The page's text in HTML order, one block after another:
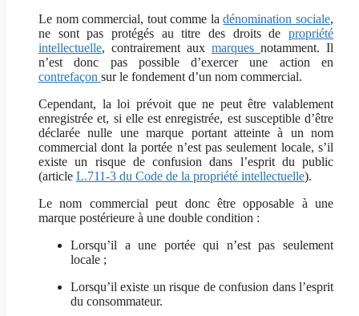
Le nom commercial, tout comme ladénomination sociale,
ne sont pas protégés au titre des droits de propriété
intellectuelle, contrairement aux marques notamment. Il
n’est donc pas possible d’exercer une action en
contrefaçon sur le fondement d’un nom commercial.
Cependant, la loi prévoit que ne peut être valablement
enregistrée et, si elle est enregistrée, est susceptible d’être
déclarée nulle une marque portant atteinte à un nom
commercial dont la portée n’est pas seulement locale, s’il
existe un risque de confusion dans l’esprit du public
(article L.711-3 du Code de la propriété intellectuelle).
Le nom commercial peut donc être opposable à une
marque postérieure à une double condition :
Lorsqu’il a une portée qui n’est pas seulement
locale ;
Lorsqu’il existe un risque de confusion dans l’esprit
du consommateur.